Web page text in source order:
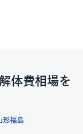
体費相場を
形福島